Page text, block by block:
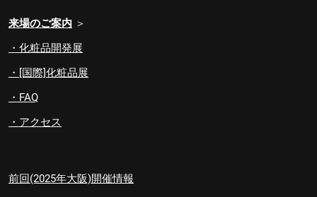
来場のご案内 ＞
・化粧品開発展
・[国際]化粧品展
・FAQ
・アクセス
前回(2025年大阪)開催情報